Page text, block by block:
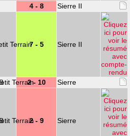
4 - 8 Sierre II
7 - 5 Sierre II
2 - 10 Sierre
2 - 9 Sierre